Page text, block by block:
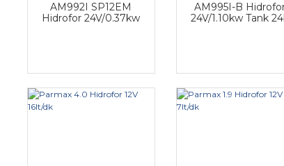
AM992I SP12EM
Hidrofor 24V/0.37kw
AM995I-B
24V/1.10kw Tank